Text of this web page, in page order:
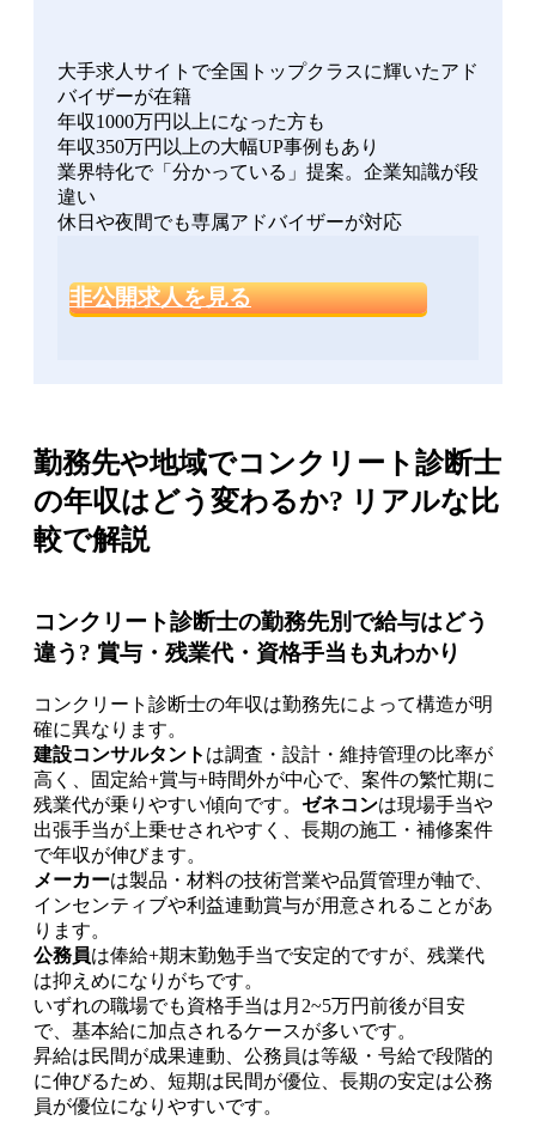
大手求人サイトで全国トップクラスに輝いたアド
バイザーが在籍
年収1000万円以上になった方も
年収350万円以上の大幅UP事例もあり
業界特化で「分かっている」提案。企業知識が段
違い
休日や夜間でも専属アドバイザーが対応
非公開求人を見る
勤務先や地域でコンクリート診断士
の年収はどう変わるか? リアルな比
較で解説
コンクリート診断士の勤務先別で給与はどう
違う? 賞与・残業代・資格手当も丸わかり
コンクリート診断士の年収は勤務先によって構造が明
確に異なります。
建設コンサルタント は調査・設計・維持管理の比率が
高く、固定給+賞与+時間外が中心で、案件の繁忙期に
残業代が乗りやすい傾向です。 ゼネコンは現場手当や
出張手当が上乗せされやすく、長期の施工・補修案件
で年収が伸びます。
メーカーは製品・材料の技術営業や品質管理が軸で、
インセンティブや利益連動賞与が用意されることがあ
ります。
公務員は俸給+期末勤勉手当で安定的ですが、残業代
は抑えめになりがちです。
いずれの職場でも資格手当は月2~5万円前後が目安
で、基本給に加点されるケースが多いです。
昇給は民間が成果連動、公務員は等級・号給で段階的
に伸びるため、短期は民間が優位、長期の安定は公務
員が優位になりやすいです。